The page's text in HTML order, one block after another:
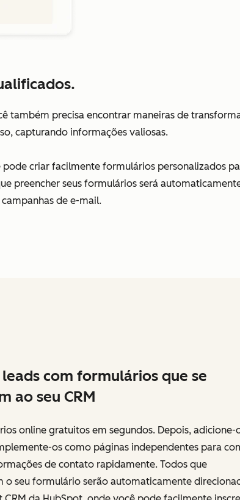
também precisa encontrar maneiras de
capturando informações valiosas.
criar facilmente formulários personalizados
preencher seus formulários será
de e-mail.
com formulários que se
ao seu CRM
online gratuitos em segundos. Depois, adicione-
os como páginas independentes para
de contato rapidamente. Todos que
o seu formulário serão automaticamente